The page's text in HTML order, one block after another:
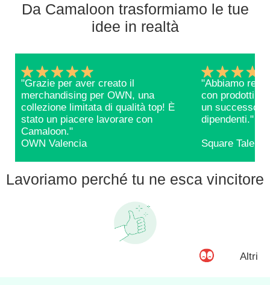
Da Camaloon trasformiamo le tue
idee in realtà
"Grazie per aver creato il
merchandising per OWN, una
collezione limitata di qualità top! È
stato un piacere lavorare con
Camaloon."
OWN Valencia
"Abbiamo
con prodotti
un successo
dipendenti."
Square Talents
Lavoriamo perché tu ne esca vincitore
Altri